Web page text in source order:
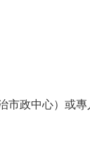
市政中心）或